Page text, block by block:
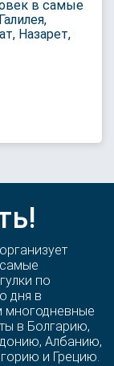
в самые
Назарет,
по
дня в
многодневные
в Болгарию,
Албанию,
и Грецию.